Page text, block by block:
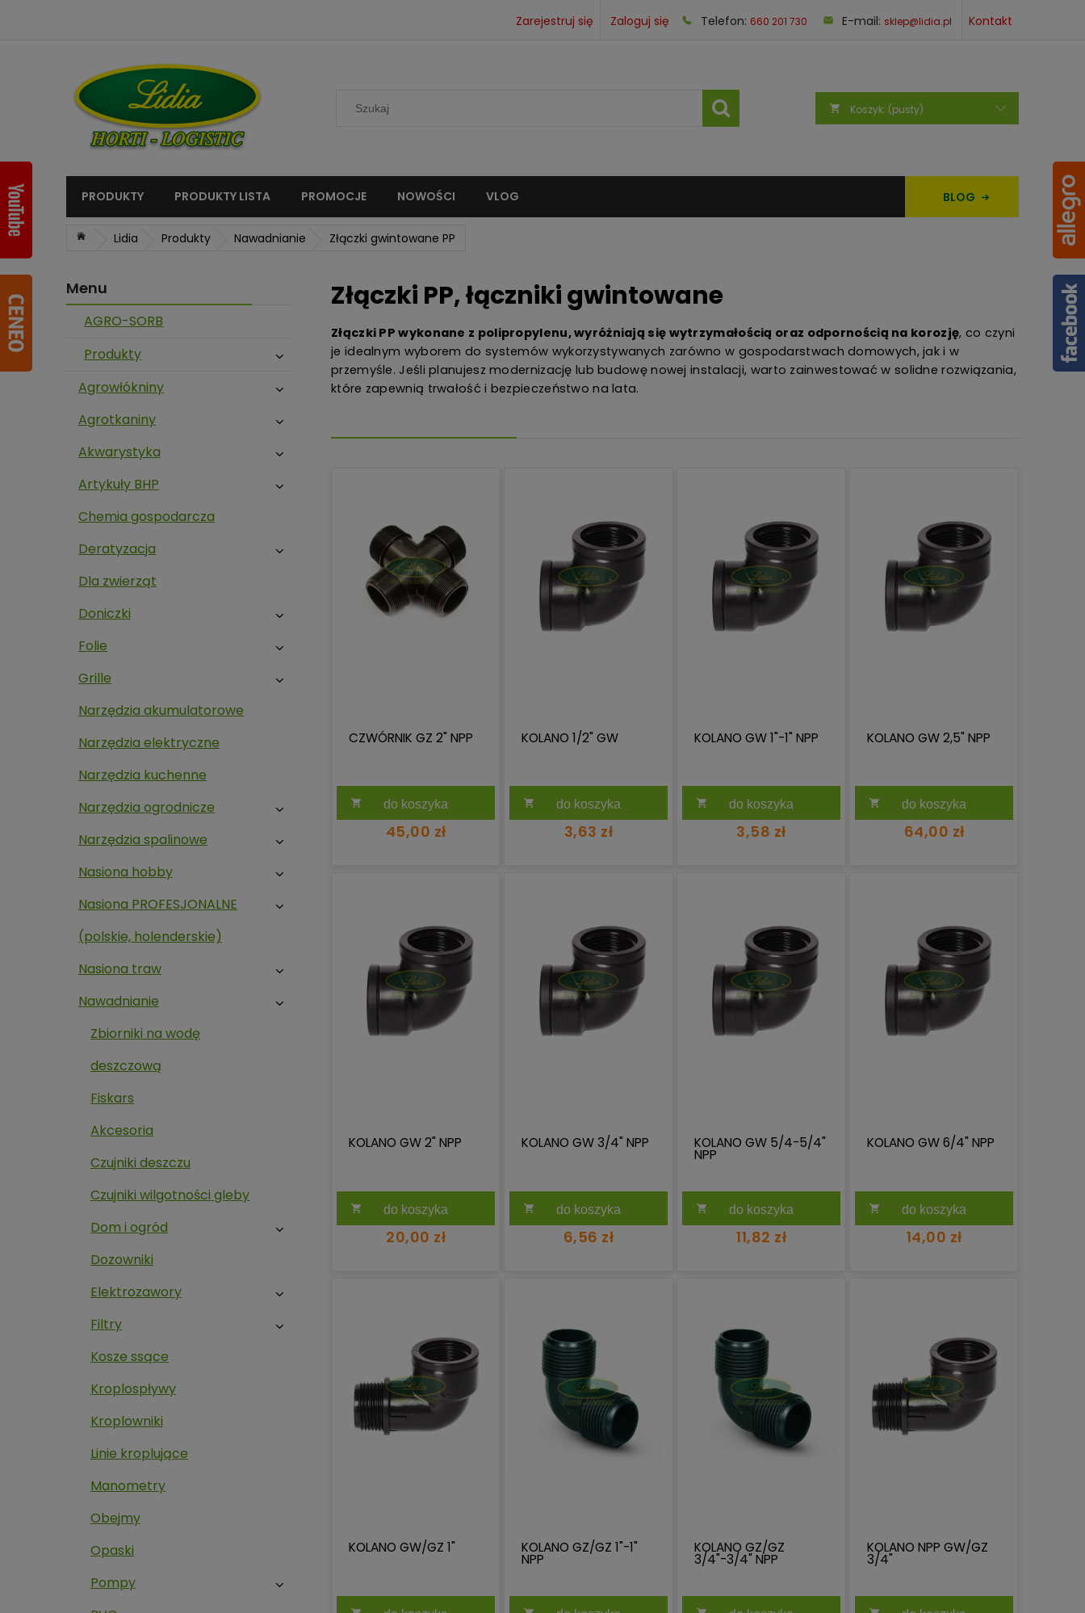
Telefon: 660 201 730 E-mail: sklep@lidia.pl Kontakt
Zarejestruj się Zaloguj się
Koszyk: (pusty)
PRODUKTY PRODUKTY LISTA PROMOCJE NOWOŚCI VLOG BLOG
Lidia Produkty Nawadnianie Złączki gwintowane PP
Menu
AGRO-SORB
Produkty
Agrowłókniny
Agrotkaniny
Akwarystyka
Artykuły BHP
Chemia gospodarcza
Deratyzacja
Dla zwierząt
Doniczki
Folie
Grille
Narzędzia akumulatorowe
Narzędzia elektryczne
Narzędzia kuchenne
Narzędzia ogrodnicze
Narzędzia spalinowe
Nasiona hobby
Nasiona PROFESJONALNE
(polskie, holenderskie)
Nasiona traw
Nawadnianie
Zbiorniki na wodę
deszczową
Fiskars
Akcesoria
Czujniki deszczu
Czujniki wilgotności gleby
Dom i ogród
Dozowniki
Elektrozawory
Filtry
Kosze ssące
Kroplospływy
Kroplowniki
Linie kroplujące
Manometry
Obejmy
Opaski
Pompy
Złączki PP, łączniki gwintowane
Złączki PP wykonane z polipropylenu, wyróżniają się wytrzymałością oraz odpornością na korozję, co czyni
je idealnym wyborem do systemów wykorzystywanych zarówno w gospodarstwach domowych, jak i w
przemyśle. Jeśli planujesz modernizację lub budowę nowej instalacji, warto zainwestować w solidne rozwiązania,
które zapewnią trwałość i bezpieczeństwo na lata.
CZWÓRNIK GZ 2" NPP
45,00 zł
do koszyka
KOLANO 1/2" GW
3,63 zł
do koszyka
KOLANO GW 1"-1" NPP
3,58 zł
do koszyka
KOLANO GW 2,5" NPP
64,00 zł
do koszyka
KOLANO GW 2" NPP
20,00 zł
do koszyka
KOLANO GW 3/4" NPP
6,56 zł
do koszyka
KOLANO GW 5/4-5/4"
NPP
11,82 zł
do koszyka
KOLANO GW 6/4" NPP
14,00 zł
do koszyka
KOLANO GW/GZ 1" KOLANO GZ/GZ 1"-1"
NPP
KOLANO GZ/GZ
3/4"-3/4" NPP
KOLANO NPP GW/GZ
3/4"